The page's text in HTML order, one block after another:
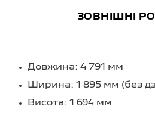
ЗОВНІШНІ
Довжина: 4 791 мм
Ширина: 1 895 мм (без
Висота: 1 694 мм